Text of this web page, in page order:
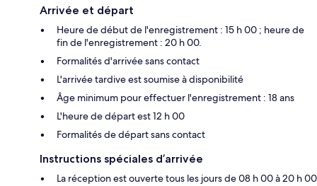
Arrivée et départ
Heure de début de l'enregistrement : 15 h 00 ; heure de
fin de l'enregistrement : 20 h 00.
Formalités d'arrivée sans contact
L'arrivée tardive est soumise à disponibilité
Âge minimum pour effectuer l'enregistrement : 18 ans
L'heure de départ est 12 h 00
Formalités de départ sans contact
Instructions spéciales d’arrivée
La réception est ouverte tous les jours de 08 h 00 à 20 h 00